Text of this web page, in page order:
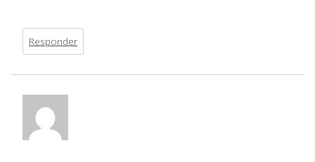
Responder